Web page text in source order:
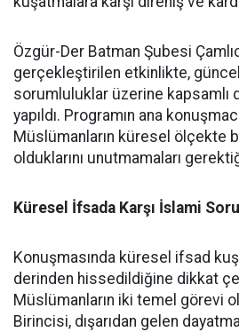
Özgür-Der Batman Şubesi
gerçekleştirilen etkinlikte,
sorumluluklar üzerine kapsamlı
yapıldı. Programın ana
Müslümanların küresel ölçekte
olduklarını unutmamaları
Küresel İfsada Karşı İslami
Konuşmasında küresel ifsad
derinden hissedildiğine dikkat
Müslümanların iki temel görevi
Birincisi, dışarıdan gelen